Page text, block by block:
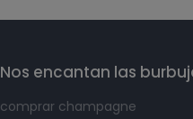
Nos encantan las
comprar champagne